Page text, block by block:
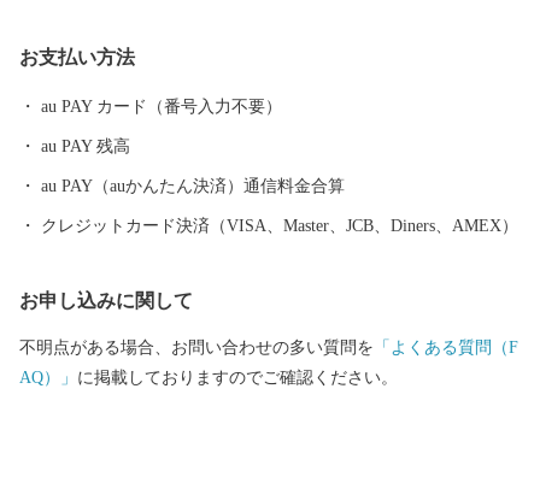
納税を通じて、益田市の魅力ある資源と未来をぜひ応援してくだ
お支払い方法
au PAY カード（番号入力不要）
au PAY 残高
au PAY（auかんたん決済）通信料金合算
クレジットカード決済（VISA、Master、JCB、Diners、AMEX）
お申し込みに関して
不明点がある場合、お問い合わせの多い質問を 「よくある質問（F
AQ）」 に掲載しておりますのでご確認ください。